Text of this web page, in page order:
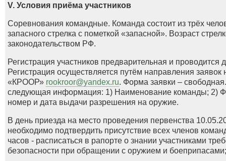
V. Условия приёма участников
Соревнования командные. Команда состоит из трёх
запасного стрелка с пометкой «запасной». Возраст
законодательством РФ.
Регистрация участников предварительная и проводится
Регистрация осуществляется путём направления
«КРООР» rookroor@yandex.ru. Форма заявки –
следующая информация: 1) Наименование команды; 2)
номер и дата выдачи разрешения на оружие.
В день приезда на место проведения первенства
необходимо подтвердить присутствие всех членов
часов - расписаться в рапорте о знании участниками
безопасности при обращении с оружием и боеприпасами;